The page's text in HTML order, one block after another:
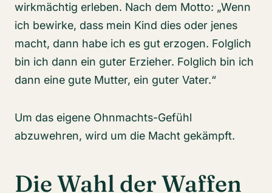
wirkmächtig erleben. Nach dem Motto: „Wenn
ich bewirke, dass mein Kind dies oder jenes
macht, dann habe ich es gut erzogen. Folglich
bin ich dann ein guter Erzieher. Folglich bin ich
dann eine gute Mutter, ein guter Vater.“
Um das eigene Ohnmachts-Gefühl
abzuwehren, wird um die Macht gekämpft.
Die Wahl der Waffen